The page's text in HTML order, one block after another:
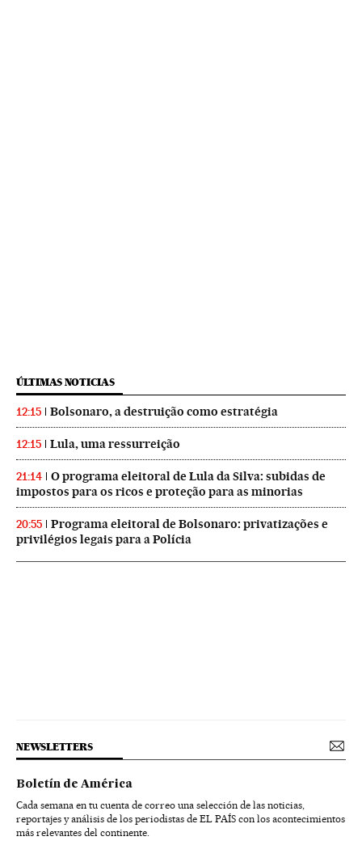
ÚLTIMAS NOTICIAS
12:15 Bolsonaro, a destruição como estratégia
12:15 Lula, uma ressurreição
21:14
O programa eleitoral de Lula da Silva: subidas de
impostos para os ricos e proteção para as minorias
20:55
Programa eleitoral de Bolsonaro: privatizações e
privilégios legais para a Polícia
NEWSLETTERS
Boletín de América
Cada semana en tu cuenta de correo una selección de las noticias,
reportajes y análisis de los periodistas de EL PAÍS con los acontecimientos
más relevantes del continente.